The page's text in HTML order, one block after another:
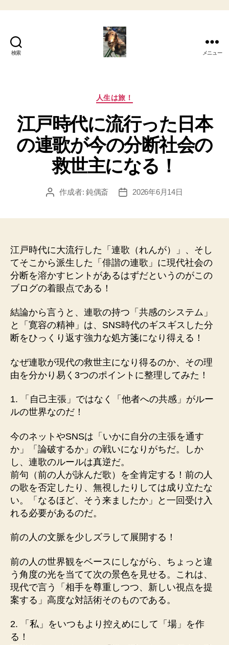
検索
さ
や
き！
メニュー
カ
ゴ
リ
ー
人生は旅！
江戸時代に流行った日本
の連歌が今の分断社会の
救世主になる！
投
作成者: 鈍偶斎
投
2026年6月14日
江戸時代に大流行した「連歌（れんが）」、そし
てそこから派生した「俳諧の連歌」に現代社会の
分断を溶かすヒントがあるはずだというのがこの
ブログの着眼点である！
結論から言うと、連歌の持つ「共感のシステム」
と「寛容の精神」は、SNS時代のギスギスした分
断をひっくり返す強力な処方箋になり得える！
なぜ連歌が現代の救世主になり得るのか、その理
由を分かり易く3つのポイントに整理してみた！
1. 「自己主張」ではなく「他者への共感」がルー
ルの世界なのだ！
今のネットやSNSは「いかに自分の主張を通す
か」「論破するか」の戦いになりがちだ。しか
し、連歌のルールは真逆だ。
前句（前の人が詠んだ歌）を全肯定する！前の人
の歌を否定したり、無視したりしては成り立たな
い。「なるほど、そう来ましたか」と一回受け入
れる必要があるのだ。
前の人の文脈を少しズラして展開する！
前の人の世界観をベースにしながら、ちょっと違
う角度の光を当てて次の景色を見せる。これは、
現代で言う「相手を尊重しつつ、新しい視点を提
案する」高度な対話術そのものである。
2. 「私」をいつもより控えめにして「場」を作
る！